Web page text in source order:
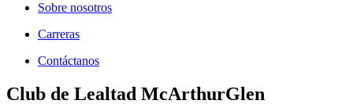
Sobre nosotros
Carreras
Contáctanos
Club de Lealtad McArthurGlen